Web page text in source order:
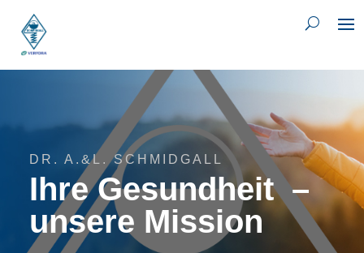
DR. A.&L. SCHMIDGALL
Ihre Gesundheit –
unsere Mission